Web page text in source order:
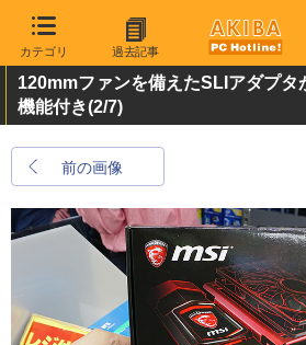
カテゴリ 過去記事
120mmファンを備えたSLIアダプタ
機能付き(2/7)
前の画像